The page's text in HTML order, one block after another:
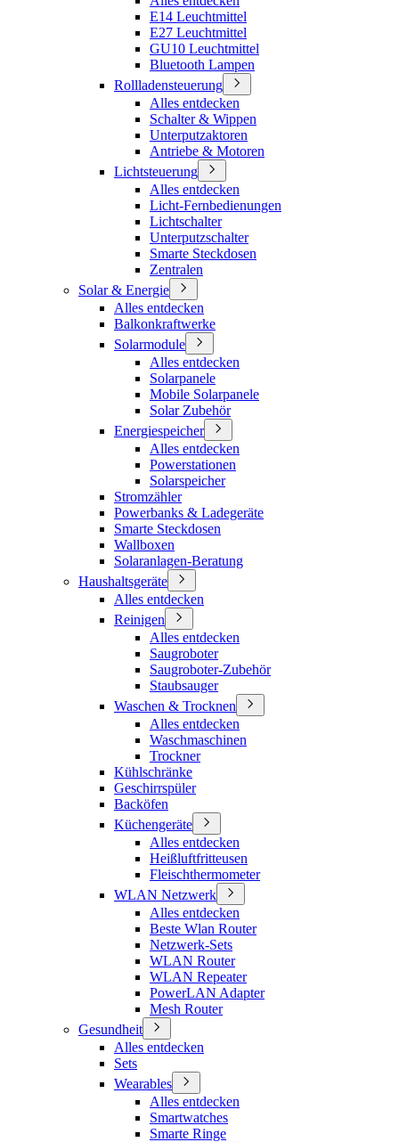
E14 Leuchtmittel
E27 Leuchtmittel
GU10 Leuchtmittel
Bluetooth Lampen
Rollladensteuerung
Alles entdecken
Schalter & Wippen
Unterputzaktoren
Antriebe & Motoren
Lichtsteuerung
Alles entdecken
Licht-Fernbedienungen
Lichtschalter
Unterputzschalter
Smarte Steckdosen
Zentralen
Solar & Energie
Alles entdecken
Balkonkraftwerke
Solarmodule
Alles entdecken
Solarpanele
Mobile Solarpanele
Solar Zubehör
Energiespeicher
Alles entdecken
Powerstationen
Solarspeicher
Stromzähler
Powerbanks & Ladegeräte
Smarte Steckdosen
Wallboxen
Solaranlagen-Beratung
Haushaltsgeräte
Alles entdecken
Reinigen
Alles entdecken
Saugroboter
Saugroboter-Zubehör
Staubsauger
Waschen & Trocknen
Alles entdecken
Waschmaschinen
Trockner
Kühlschränke
Geschirrspüler
Backöfen
Küchengeräte
Alles entdecken
Heißluftfritteusen
Fleischthermometer
WLAN Netzwerk
Alles entdecken
Beste Wlan Router
Netzwerk-Sets
WLAN Router
WLAN Repeater
PowerLAN Adapter
Mesh Router
Gesundheit
Alles entdecken
Sets
Wearables
Alles entdecken
Smartwatches
Smarte Ringe